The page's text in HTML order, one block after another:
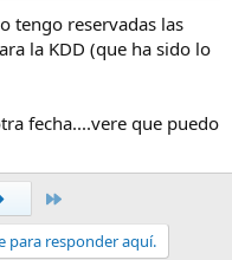
tengo reservadas las
la KDD (que ha sido lo
fecha....vere que puedo
para responder aquí.